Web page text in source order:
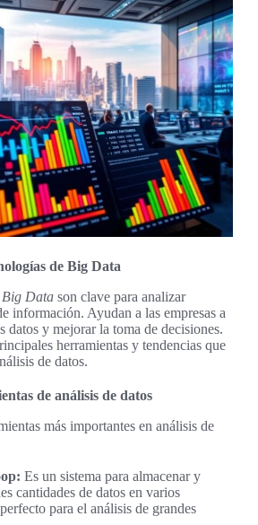
de Big Data
Big Data son clave para analizar
información. Ayudan a las empresas a
datos y mejorar la toma de decisiones.
herramientas y tendencias que
de datos.
de análisis de datos
más importantes en análisis de
Es un sistema para almacenar y
cantidades de datos en varios
para el análisis de grandes